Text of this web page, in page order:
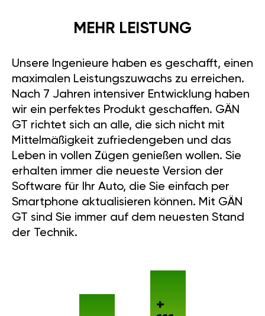
MEHR LEISTUNG
Unsere Ingenieure haben es geschafft, einen
maximalen Leistungszuwachs zu erreichen.
Nach 7 Jahren intensiver Entwicklung haben
wir ein perfektes Produkt geschaffen. GÄN
GT richtet sich an alle, die sich nicht mit
Mittelmäßigkeit zufriedengeben und das
Leben in vollen Zügen genießen wollen. Sie
erhalten immer die neueste Version der
Software für Ihr Auto, die Sie einfach per
Smartphone aktualisieren können. Mit GÄN
GT sind Sie immer auf dem neuesten Stand
der Technik.
+